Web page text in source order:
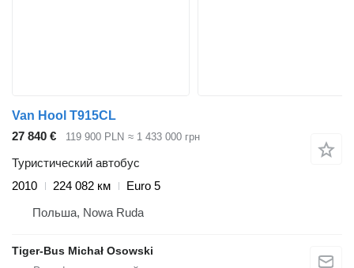
Van Hool T915CL
27 840 €
119 900 PLN ≈ 1 433 000 грн
Туристический автобус
2010
224 082 км
Euro 5
Польша, Nowa Ruda
Tiger-Bus Michał Osowski